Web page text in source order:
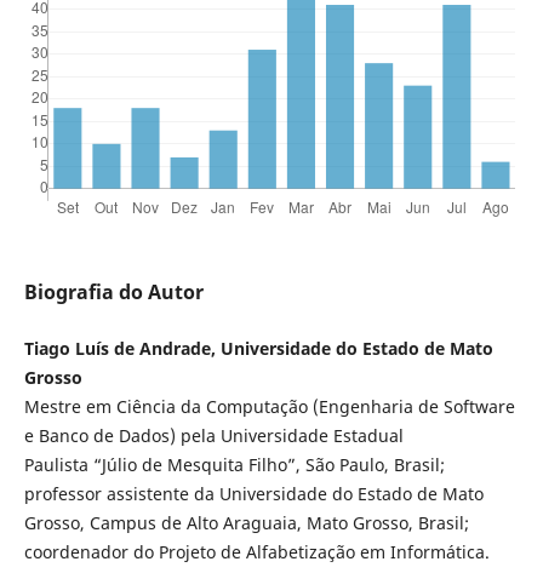
Biografia do Autor
Tiago Luís de Andrade, Universidade do Estado de Mato
Grosso
Mestre em Ciência da Computação (Engenharia de Software
e Banco de Dados) pela Universidade Estadual
Paulista “Júlio de Mesquita Filho”, São Paulo, Brasil;
professor assistente da Universidade do Estado de Mato
Grosso, Campus de Alto Araguaia, Mato Grosso, Brasil;
coordenador do Projeto de Alfabetização em Informática.